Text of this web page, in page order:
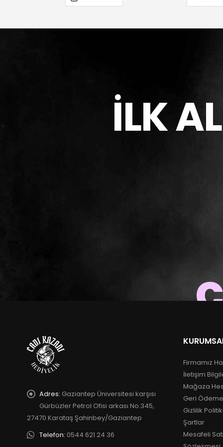
İLK
Adres: Gaziantep Üniversitesi karşısı
Gürbüzler Petrol Ofisi arkası No:345,
27470 Karataş Şahinbey/Gaziantep
Telefon: 0544 621 24 36
Firmamız
İletişim
Mağaza
Geri
Gizlilik
Şartlar
Mesafeli